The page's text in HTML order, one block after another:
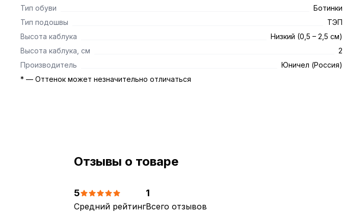
Тип обуви
Ботинки
Тип подошвы
ТЭП
Высота каблука
Низкий (0,5 – 2,5 см)
Высота каблука, см
2
Производитель
Юничел (Россия)
* — Оттенок может незначительно отличаться
Отзывы о товаре
5
Средний рейтинг
1
Всего отзывов